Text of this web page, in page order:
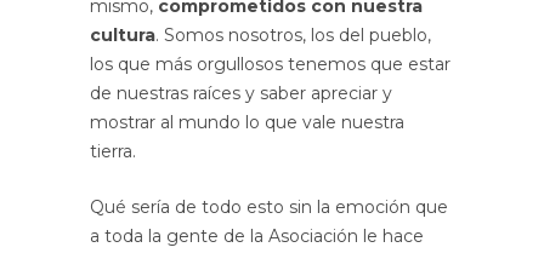
mismo, comprometidos con nuestra
cultura. Somos nosotros, los del pueblo,
los que más orgullosos tenemos que estar
de nuestras raíces y saber apreciar y
mostrar al mundo lo que vale nuestra
tierra.
Qué sería de todo esto sin la emoción que
a toda la gente de la Asociación le hace